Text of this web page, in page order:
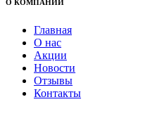
О КОМПАНИИ
Главная
О нас
Акции
Новости
Отзывы
Контакты